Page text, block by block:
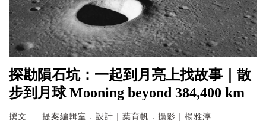
探勘隕石坑：一起到月亮上找故事｜散
步到月球 Mooning beyond 384,400 km
撰文 提案編輯室．設計｜葉育帆．攝影｜楊雅淳